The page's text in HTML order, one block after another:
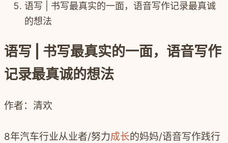
语写 | 书写最真实的一面，语音写作记录最真诚
的想法
语写 | 书写最真实的一面，语音写作
记录最真诚的想法
作者：清欢
8年汽车行业从业者/努力成长的妈妈/语音写作践行